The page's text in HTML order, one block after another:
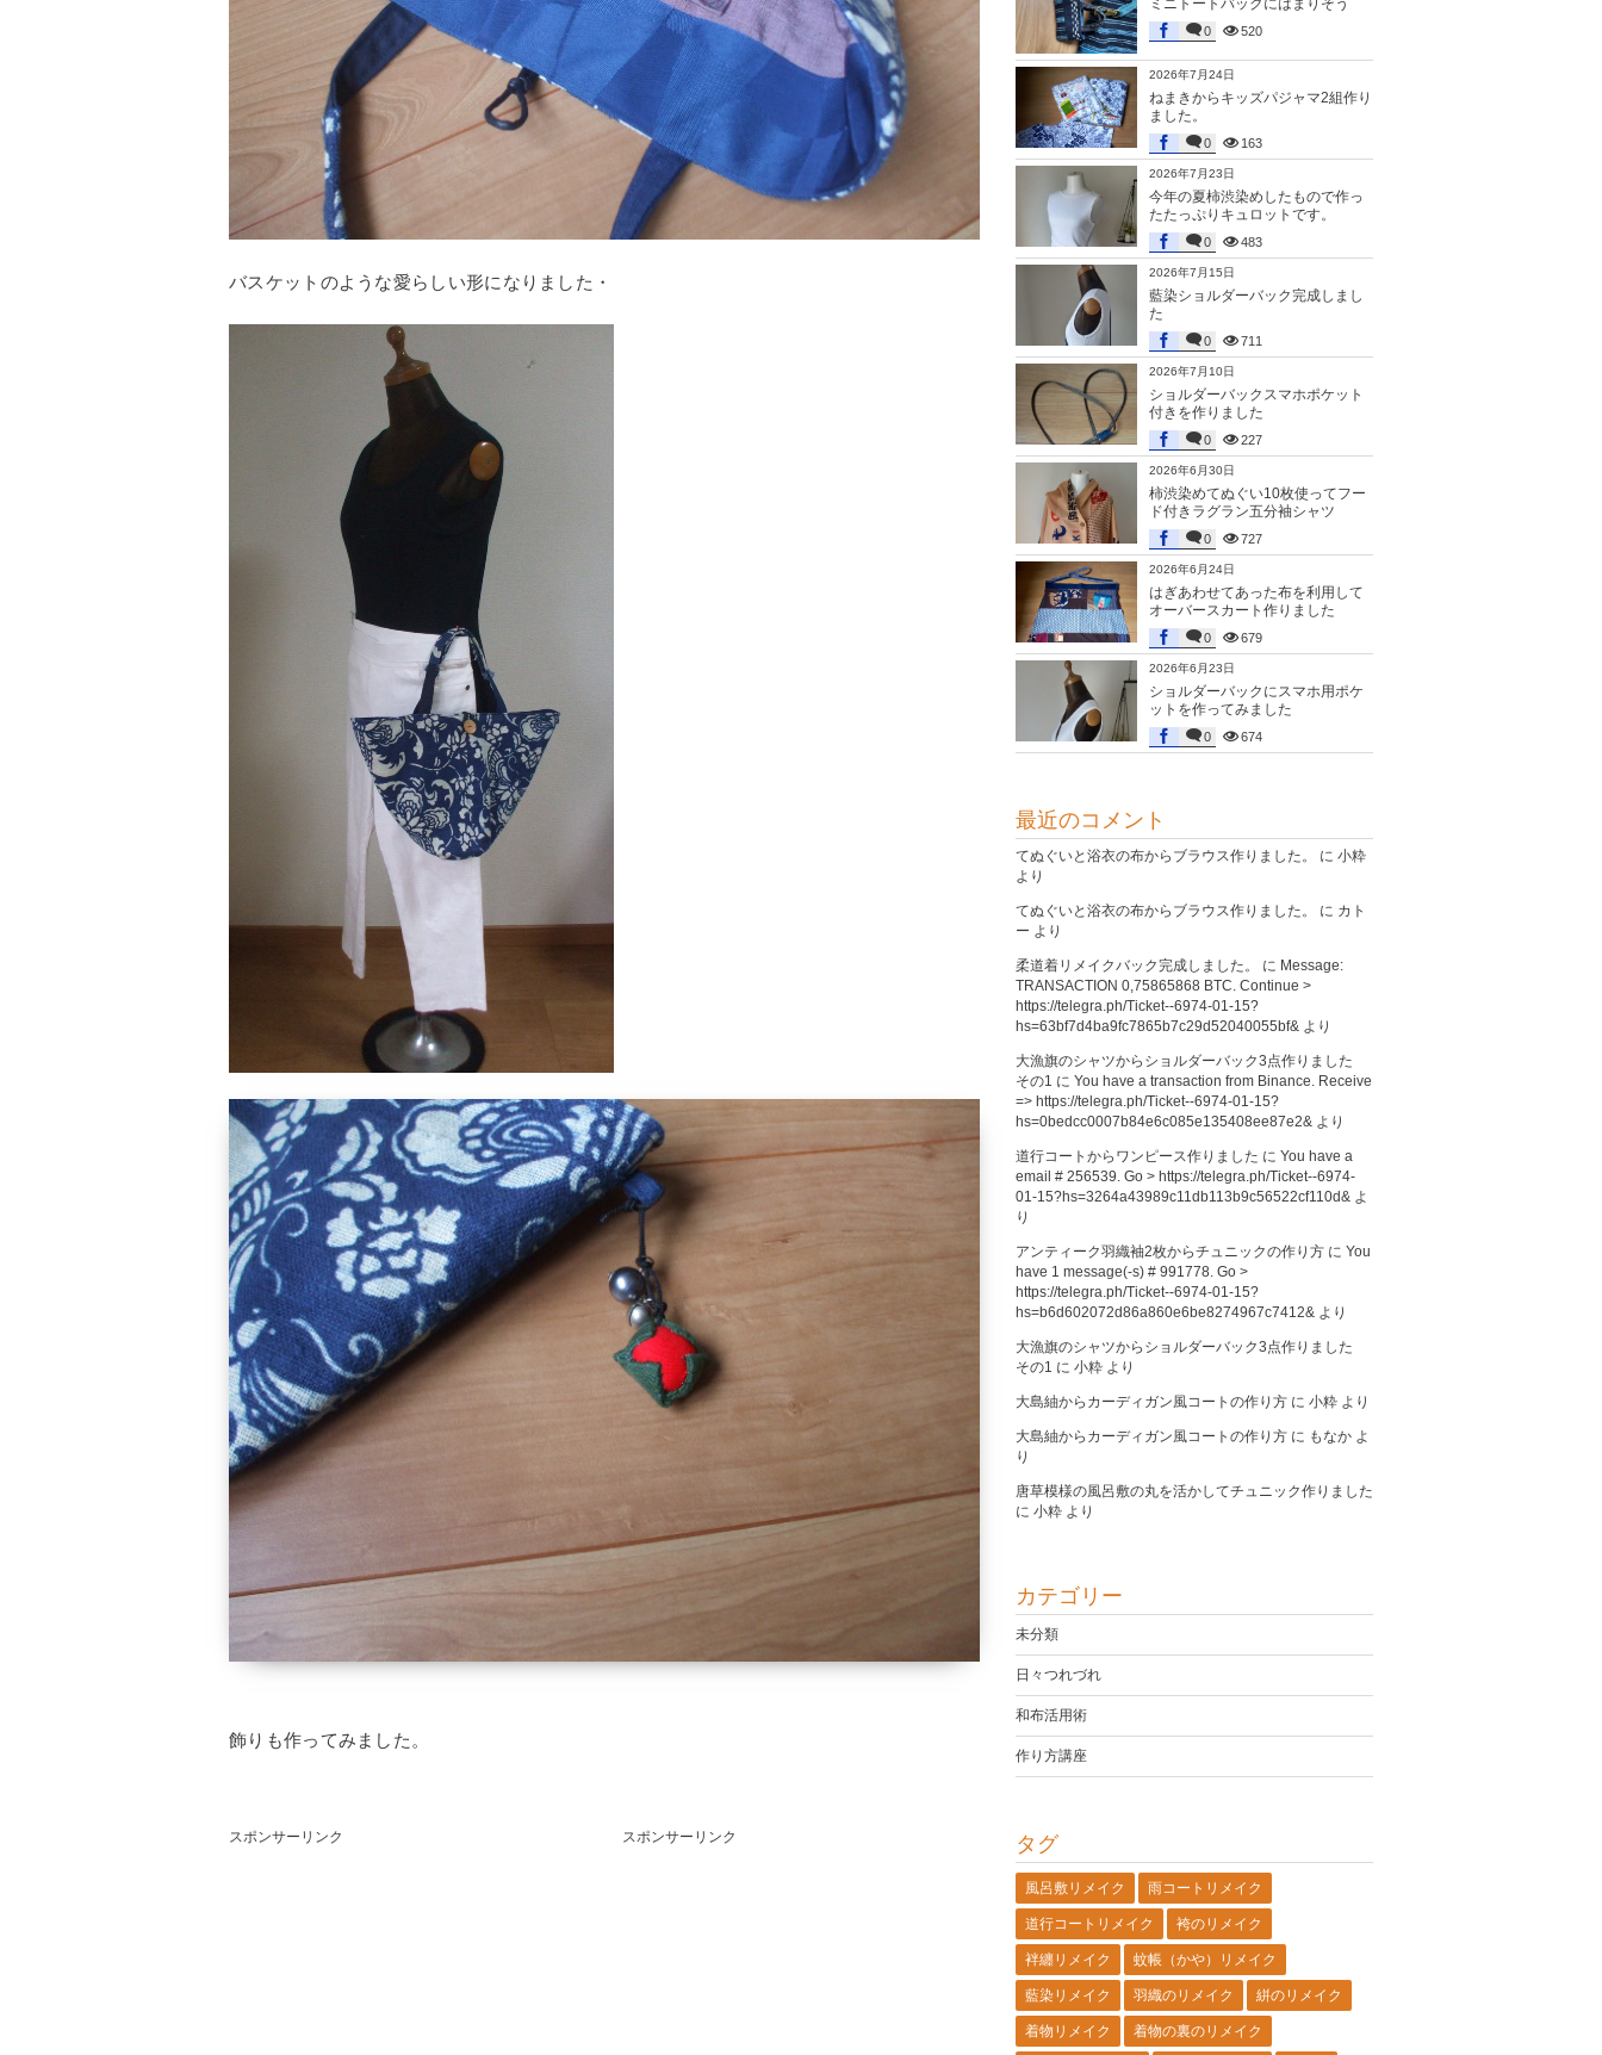
バスケットのような愛らしい形になりました・
飾りも作ってみました。
スポンサーリンク スポンサーリンク
ミニトートバックにはまりそう
0 520
2026年7月24日
ねまきからキッズパジャマ2組作り
ました。
0 163
2026年7月23日
今年の夏柿渋染めしたもので作っ
たたっぷりキュロットです。
0 483
2026年7月15日
藍染ショルダーバック完成しまし
た
0 711
2026年7月10日
ショルダーバックスマホポケット
付きを作りました
0 227
2026年6月30日
柿渋染めてぬぐい10枚使ってフー
ド付きラグラン五分袖シャツ
0 727
2026年6月24日
はぎあわせてあった布を利用して
オーバースカート作りました
0 679
2026年6月23日
ショルダーバックにスマホ用ポケ
ットを作ってみました
0 674
最近のコメント
てぬぐいと浴衣の布からブラウス作りました。 に 小粋
より
てぬぐいと浴衣の布からブラウス作りました。 に カト
ー より
柔道着リメイクバック完成しました。 に Message:
TRANSACTION 0,75865868 BTC. Continue >
https://telegra.ph/Ticket--6974-01-15?
hs=63bf7d4ba9fc7865b7c29d52040055bf& より
大漁旗のシャツからショルダーバック3点作りました
その1 に You have a transaction from Binance. Receive
=> https://telegra.ph/Ticket--6974-01-15?
hs=0bedcc0007b84e6c085e135408ee87e2& より
道行コートからワンピース作りました に You have a
email # 256539. Go > https://telegra.ph/Ticket--6974-
01-15?hs=3264a43989c11db113b9c56522cf110d& よ
り
アンティーク羽織袖2枚からチュニックの作り方 に You
have 1 message(-s) # 991778. Go >
https://telegra.ph/Ticket--6974-01-15?
hs=b6d602072d86a860e6be8274967c7412& より
大漁旗のシャツからショルダーバック3点作りました
その1 に 小粋 より
大島紬からカーディガン風コートの作り方 に 小粋 より
大島紬からカーディガン風コートの作り方 に もなか よ
り
唐草模様の風呂敷の丸を活かしてチュニック作りました
に 小粋 より
カテゴリー
未分類
日々つれづれ
和布活用術
作り方講座
タグ
風呂敷リメイク 雨コートリメイク
道行コートリメイク 袴のリメイク
袢纏リメイク 蚊帳（かや）リメイク
藍染リメイク 羽織のリメイク 絣のリメイク
着物リメイク 着物の裏のリメイク